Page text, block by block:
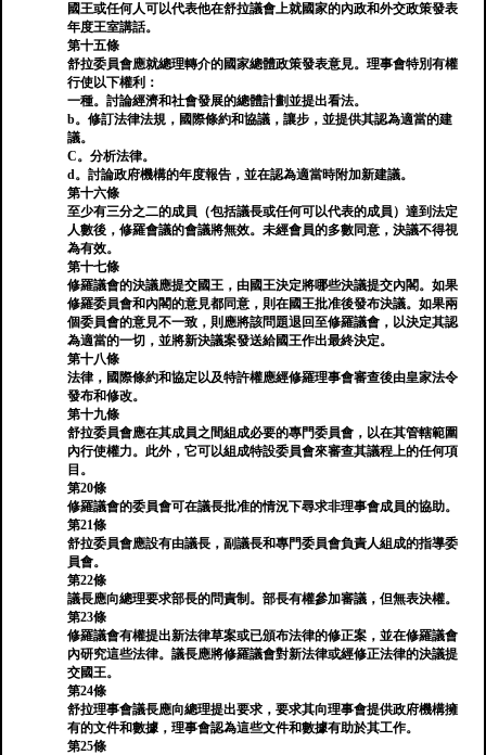
國王或任何人可以代表他在舒拉議會上就國家的內政和外交政策發表
年度王室講話。
第十五條
舒拉委員會應就總理轉介的國家總體政策發表意見。理事會特別有權
行使以下權利：
一種。討論經濟和社會發展的總體計劃並提出看法。
b。修訂法律法規，國際條約和協議，讓步，並提供其認為適當的建
議。
C。分析法律。
d。討論政府機構的年度報告，並在認為適當時附加新建議。
第十六條
至少有三分之二的成員（包括議長或任何可以代表的成員）達到法定
人數後，修羅會議的會議將無效。未經會員的多數同意，決議不得視
為有效。
第十七條
修羅議會的決議應提交國王，由國王決定將哪些決議提交內閣。如果
修羅委員會和內閣的意見都同意，則在國王批准後發布決議。如果兩
個委員會的意見不一致，則應將該問題退回至修羅議會，以決定其認
為適當的一切，並將新決議案發送給國王作出最終決定。
第十八條
法律，國際條約和協定以及特許權應經修羅理事會審查後由皇家法令
發布和修改。
第十九條
舒拉委員會應在其成員之間組成必要的專門委員會，以在其管轄範圍
內行使權力。此外，它可以組成特設委員會來審查其議程上的任何項
目。
第20條
修羅議會的委員會可在議長批准的情況下尋求非理事會成員的協助。
第21條
舒拉委員會應設有由議長，副議長和專門委員會負責人組成的指導委
員會。
第22條
議長應向總理要求部長的問責制。部長有權參加審議，但無表決權。
第23條
修羅議會有權提出新法律草案或已頒布法律的修正案，並在修羅議會
內研究這些法律。議長應將修羅議會對新法律或經修正法律的決議提
交國王。
第24條
舒拉理事會議長應向總理提出要求，要求其向理事會提供政府機構擁
有的文件和數據，理事會認為這些文件和數據有助於其工作。
第25條